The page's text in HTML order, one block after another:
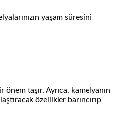
yaşam süresini
taşır. Ayrıca, kamelyanın
özellikler barındırıp